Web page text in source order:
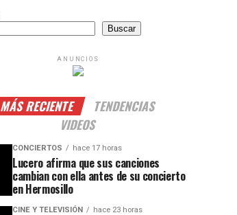
Buscar
ANUNCIOS
MÁS RECIENTE
TENDENCIAS
VIDEOS
CONCIERTOS hace 17 horas
Lucero afirma que sus canciones
cambian con ella antes de su concierto
en Hermosillo
CINE Y TELEVISIÓN hace 23 horas